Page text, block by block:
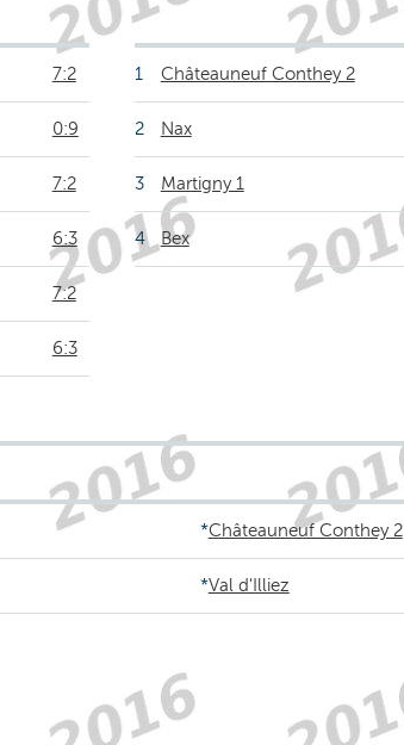
7:2
0:9
7:2
6:3
7:2
6:3
1 Châteauneuf Conthey 2
2 Nax
3 Martigny 1
4 Bex
*Châteauneuf Conthey 2
*Val d'Illiez